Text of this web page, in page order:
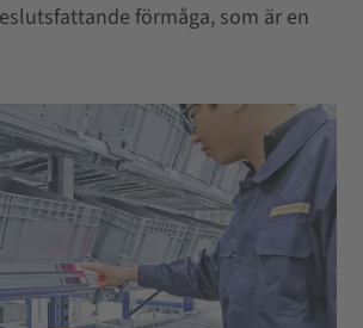
förmåga, som är en